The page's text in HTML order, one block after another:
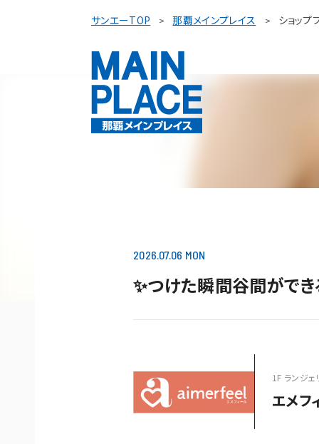
サンエーTOP 那覇メインプレイス ショップ
2026.07.06 MON
✨つけた瞬間谷間がで
1F ランジ
エメフ